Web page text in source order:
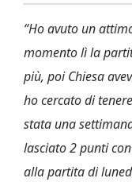
“Ho avuto un
momento lì la
più, poi Chiesa
ho cercato di
stata una
lasciato 2 punti
alla partita di